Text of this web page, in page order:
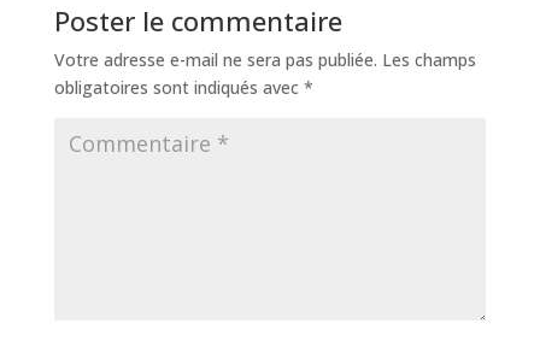
Poster le commentaire
Votre adresse e-mail ne sera pas publiée. Les champs
obligatoires sont indiqués avec *